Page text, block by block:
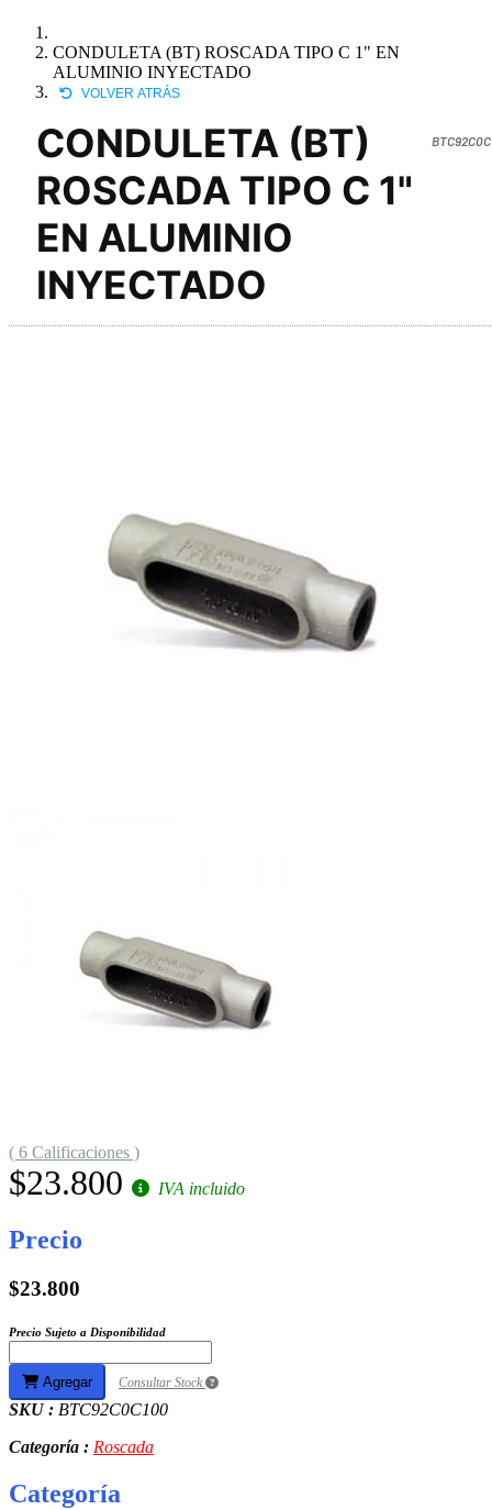
CONDULETA (BT) ROSCADA TIPO C 1" EN
ALUMINIO INYECTADO
VOLVER ATRÁS
CONDULETA (BT)
ROSCADA TIPO C 1"
EN ALUMINIO
INYECTADO
( 6 Calificaciones )
$23.800 IVA incluido
Precio
$23.800
Precio Sujeto a Disponibilidad
Agregar Consultar Stock
SKU : BTC92C0C100
Categoría : Roscada
Categoría